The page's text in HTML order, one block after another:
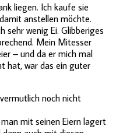
liegen. Ich kaufe sie
anstellen möchte.
sehr wenig Ei. Glibberiges
Mein Mitesser
– und da er mich mal
hat, war das ein guter
noch nicht
mit seinen Eiern lagert